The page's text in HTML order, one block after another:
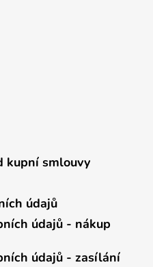
kupní smlouvy
údajů
údajů - nákup
údajů - zasílání